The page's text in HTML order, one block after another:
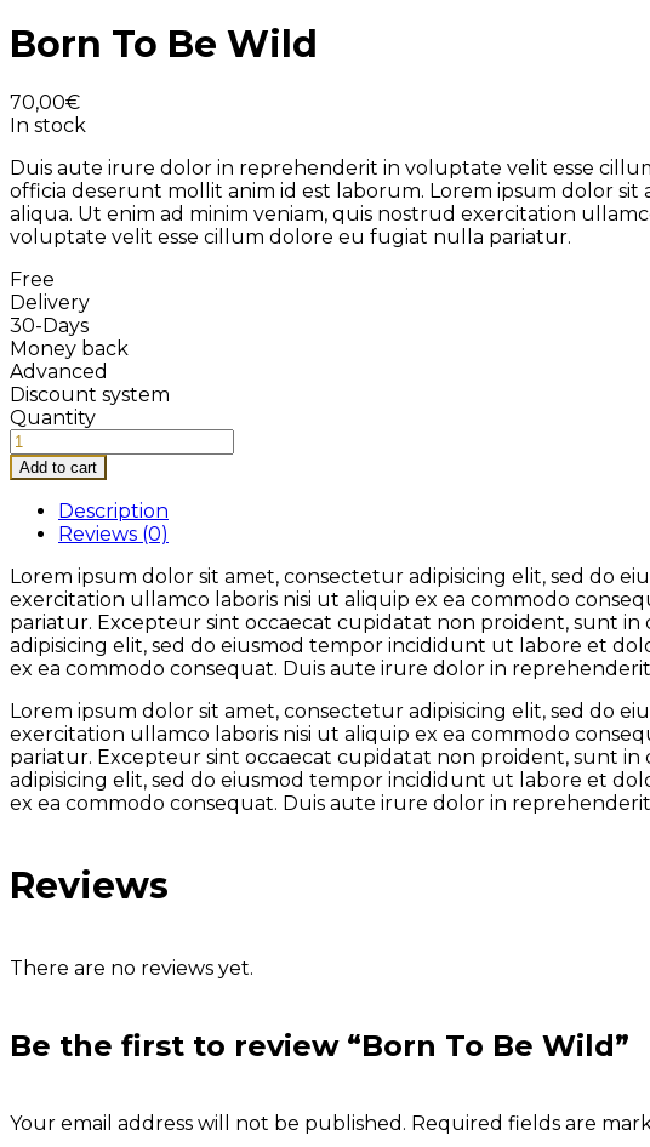
Born To Be Wild
70,00€
In stock
Duis aute irure dolor in reprehenderit in voluptate velit esse
officia deserunt mollit anim id est laborum. Lorem ipsum dolor
aliqua. Ut enim ad minim veniam, quis nostrud exercitation
voluptate velit esse cillum dolore eu fugiat nulla pariatur.
Free
Delivery
30-Days
Money back
Advanced
Discount system
Quantity
Add to cart
Description
Reviews (0)
Lorem ipsum dolor sit amet, consectetur adipisicing elit, sed do
exercitation ullamco laboris nisi ut aliquip ex ea commodo
pariatur. Excepteur sint occaecat cupidatat non proident, sunt
adipisicing elit, sed do eiusmod tempor incididunt ut labore et
ex ea commodo consequat. Duis aute irure dolor in
Lorem ipsum dolor sit amet, consectetur adipisicing elit, sed do
exercitation ullamco laboris nisi ut aliquip ex ea commodo
pariatur. Excepteur sint occaecat cupidatat non proident, sunt
adipisicing elit, sed do eiusmod tempor incididunt ut labore et
ex ea commodo consequat. Duis aute irure dolor in
Reviews
There are no reviews yet.
Be the first to review “Born To Be Wild”
Your email address will not be published. Required fields are